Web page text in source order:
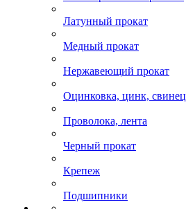
Латунный прокат
Медный прокат
Нержавеющий прокат
Оцинковка, цинк, свинец
Проволока, лента
Черный прокат
Крепеж
Подшипники